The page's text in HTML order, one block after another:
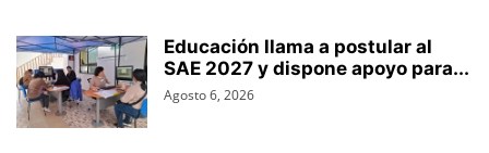
Educación llama a postular al
SAE 2027 y dispone apoyo para...
Agosto 6, 2026